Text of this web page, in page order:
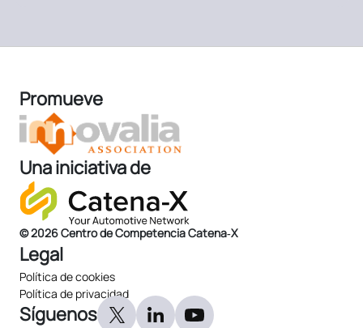
Promueve
Una iniciativa de
© 2026 Centro de Competencia Catena‑X
Legal
Política de cookies
Política de privacidad
Síguenos